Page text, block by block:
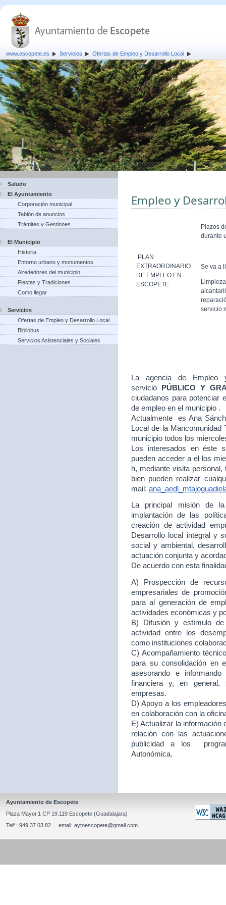
www.escopete.es Servicios Ofertas de Empleo y Desarrollo Local
Saludo
El Ayuntamiento
Corporación municipal
Tablón de anuncios
Trámites y Gestiones
El Municipio
Historia
Entorno urbano y monumentos
Alrededores del municipio
Fiestas y Tradiciones
Como llegar
Servicios
Ofertas de Empleo y Desarrollo Local
Bibliobus
Servicios Asistenciales y Sociales
Empleo y
PLAN
EXTRAORDINARIO
DE EMPLEO EN
ESCOPETE
Plazos
durante
Se va a
servicio
La agencia de Empleo
servicio
PÚBLICO Y
ciudadanos para potenciar
de empleo en el municipio .
Actualmente es Ana
Local de la Mancomunidad
municipio todos los
Los interesados en éste
pueden acceder a el los
h, mediante visita
bien pueden realizar
mail:
La principal misión de
implantación de las
creación de actividad
Desarrollo local integral y
social y ambiental,
actuación conjunta y
De acuerdo con esta
A) Prospección de
empresariales de
para al generación de
actividades económicas y
B) Difusión y estímulo de
actividad entre los
como instituciones
C) Acompañamiento
para su consolidación en
asesorando e
financiera y, en
empresas.
D) Apoyo a los
en colaboración con la
E) Actualizar la información
relación con las
publicidad a los
Autonómica.
Ayuntamiento de Escopete
Plaza Mayor,1 CP 19.119 Escopete (Guadalajara)
Telf : 949.37.03.82 email: aytoescopete@gmail.com